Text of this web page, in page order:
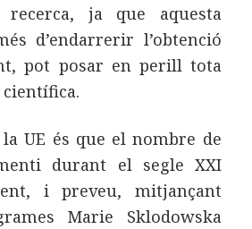
ja que aquesta
d’endarrerir l’obtenció
pot posar en perill tota
UE és que el nombre de
durant el segle XXI
i preveu, mitjançant
Marie Sklodowska